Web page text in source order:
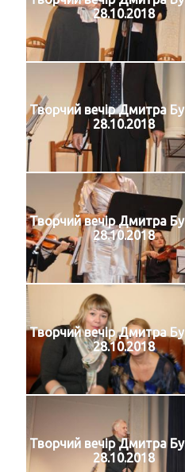
28.10.2018
Творчий вечір Дмитра
28.10.2018
Творчий вечір Дмитра
28.10.2018
Творчий вечір Дмитра
28.10.2018
Творчий вечір Дмитра
28.10.2018